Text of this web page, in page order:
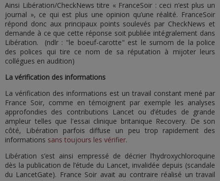
Ainsi Libération/CheckNews titre « FranceSoir : ceci n’est plus un
journal », ce qui est plus une opinion qu’une réalité. FranceSoir
répond donc aux principaux points soulevés par CheckNews et
demande à ce que cette réponse soit publiée intégralement dans
Libération. (ndlr : "le boeuf-carotte" est le surnom de la police
des polices qui tire ce nom de sa réputation à mijoter leurs
collégues en audition)
La vérification des informations
La vérification des informations est un travail constant mené par
France Soir, comme en témoignent par exemple les analyses
approfondies des contributions Lancet ou d’études de grande
ampleur telles que l'essai clinique britanique Recovery. De son
côté, Libération parfois diffuse un peu trop rapidement des
informations sans toujours les vérifier.
Libération s’est ainsi empressé de décrier l’hydroxychloroquine
dès la publication de l’étude du Lancet, invalidée depuis (scandale
du LancetGate). France Soir avait au contraire réalisé un travail